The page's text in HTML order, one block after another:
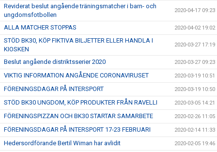
Reviderat beslut angående träningsmatcher i barn- och
ungdomsfotbollen
2020-04-17 09:23
ALLA MATCHER STOPPAS 2020-04-02 19:02
STÖD BK30, KÖP FIKTIVA BILJETTER ELLER HANDLA I
KIOSKEN
2020-03-27 17:19
Beslut angående distriktsserier 2020 2020-03-27 09:23
VIKTIG INFORMATION ANGÅENDE CORONAVIRUSET 2020-03-19 10:51
FÖRENINGSDAGAR PÅ INTERSPORT 2020-03-19 10:50
STÖD BK30 UNGDOM, KÖP PRODUKTER FRÅN RAVELLI 2020-03-05 14:21
FÖRENINGSPIZZAN OCH BK30 STARTAR SAMARBETE 2020-02-26 11:05
FÖRENINGSDAGAR PÅ INTERSPORT 17-23 FEBRUARI 2020-02-14 11:33
Hedersordförande Bertil Wiman har avlidit 2020-02-05 19:46